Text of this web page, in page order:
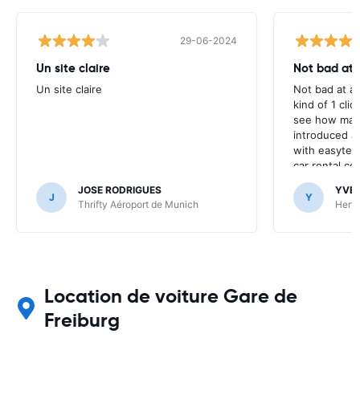
29-06-2024
Un site claire
Un site claire
J
JOSE RODRIGUES
Thrifty Aéroport de Munich
Not bad at
Not bad at
kind of 1
see how
introduced
with
car rental
Y
Location de voiture Gare de
Freiburg